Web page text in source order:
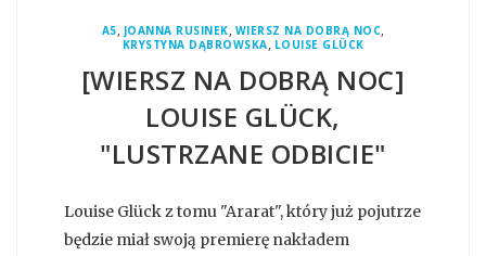
A5, JOANNA RUSINEK, WIERSZ NA DOBRĄ NOC,
KRYSTYNA DĄBROWSKA, LOUISE GLÜCK
[WIERSZ NA DOBRĄ NOC]
LOUISE GLÜCK,
"LUSTRZANE ODBICIE"
Louise Glück z tomu "Ararat", który już pojutrze
będzie miał swoją premierę nakładem